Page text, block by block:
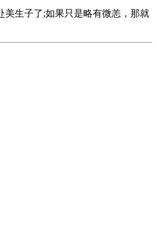
美生子了;如果只是略有微恙，那就